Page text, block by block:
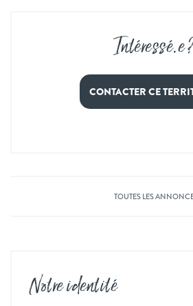
Intéressé.e
CONTACTER CE
TOUTES LES
Notre identité